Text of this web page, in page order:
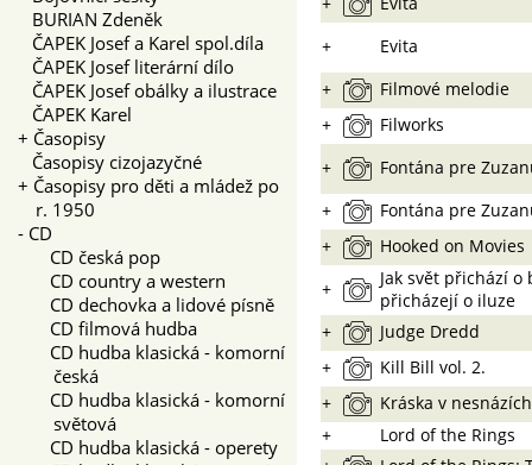
BURIAN Zdeněk
ČAPEK Josef a Karel spol.díla
ČAPEK Josef literární dílo
ČAPEK Josef obálky a ilustrace
ČAPEK Karel
+ Časopisy
Časopisy cizojazyčné
+ Časopisy pro děti a mládež po
r. 1950
- CD
CD česká pop
CD country a western
CD dechovka a lidové písně
CD filmová hudba
CD hudba klasická - komorní
česká
CD hudba klasická - komorní
světová
CD hudba klasická - operety
+
Evita
+
Filmové melodie
+
Filworks
+
Fontána pre
+
Fontána pre
+
Hooked on Movies
+
Jak svět přichází o
přicházejí o iluze
+
Judge Dredd
+
Kill Bill vol. 2.
+
Kráska v nesnázích
+
Lord of the Rings